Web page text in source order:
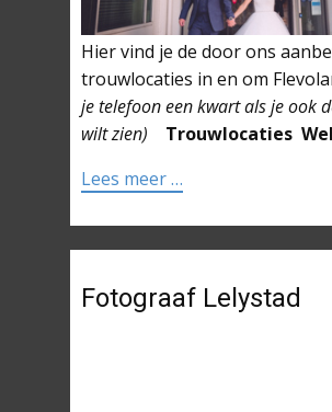
Hier vind je de door ons
trouwlocaties in en om
je telefoon een kwart als je ook
wilt zien)
Trouwlocaties
Lees meer …
Fotograaf Lelystad